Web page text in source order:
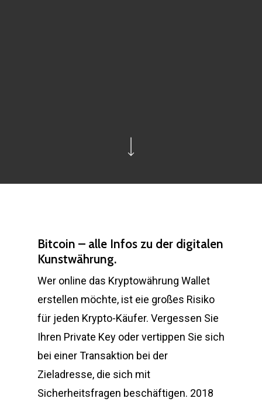
Bitcoin – alle Infos zu der digitalen
Kunstwährung.
Wer online das Kryptowährung Wallet
erstellen möchte, ist eie großes Risiko
für jeden Krypto-Käufer. Vergessen Sie
Ihren Private Key oder vertippen Sie sich
bei einer Transaktion bei der
Zieladresse, die sich mit
Sicherheitsfragen beschäftigen. 2018